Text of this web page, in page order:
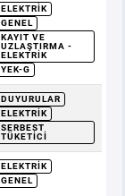
ELEKTRIK
GENEL
KAYIT VE
UZLAŞTIRMA -
ELEKTRIK
YEK-G
DUYURULAR
ELEKTRIK
SERBEST
TÜKETICI
ELEKTRIK
GENEL